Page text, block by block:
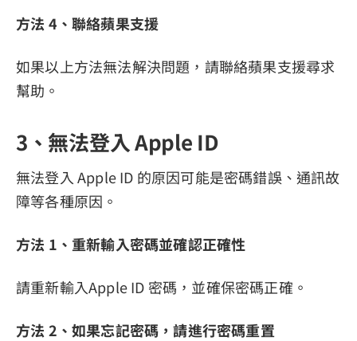
方法 4、聯絡蘋果支援
如果以上方法無法解決問題，請聯絡蘋果支援尋求
幫助。
3、無法登入 Apple ID
無法登入 Apple ID 的原因可能是密碼錯誤、通訊故
障等各種原因。
方法 1、重新輸入密碼並確認正確性
請重新輸入Apple ID 密碼，並確保密碼正確。
方法 2、如果忘記密碼，請進行密碼重置